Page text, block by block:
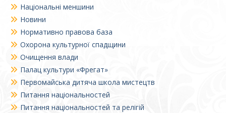
Національні меншини
Новини
Нормативно правова база
Охорона культурної спадщини
Очищення влади
Палац культури «Фрегат»
Первомайська дитяча школа мистецтв
Питання національностей
Питання національностей та релігій